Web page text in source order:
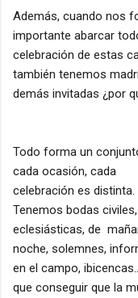
Además, cuando nos
importante abarcar
celebración de estas
también tenemos
demás invitadas ¿por
Todo forma un
cada ocasión, cada
celebración es distinta.
Tenemos bodas civiles,
eclesiásticas, de
noche, solemnes,
en el campo,
que conseguir que la